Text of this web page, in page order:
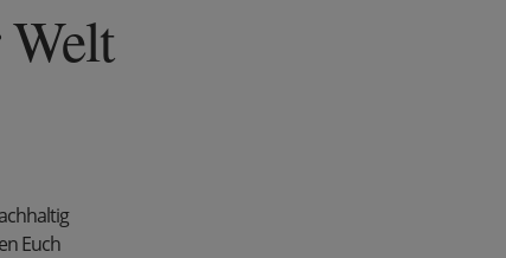
Welt
Euch